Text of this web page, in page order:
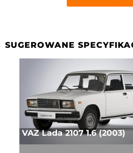
SUGEROWANE
VAZ Lada 2107 1.6 (2003)